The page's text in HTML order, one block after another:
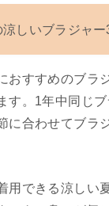
しいブラジャー
おすすめのブラ
す。1年中同じ
に合わせてブラ
用できる涼しい